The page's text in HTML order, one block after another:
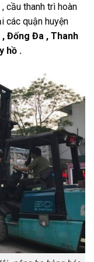
cầu thanh trì hoàn
các quận huyện
, Đống Đa , Thanh
hồ .